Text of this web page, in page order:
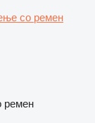
со ремен
ремен